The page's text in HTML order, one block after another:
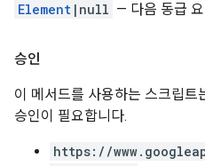
Element |null — 다음 동급
승인
이 메서드를 사용하는 스크립트
승인이 필요합니다.
https://